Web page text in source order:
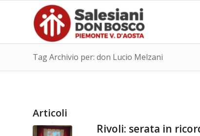
Tag Archivio per: don Lucio Melzani
Articoli
Rivoli: serata in